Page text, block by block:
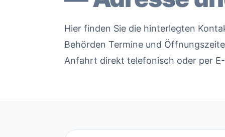
Hier finden Sie die hinterlegten
Behörden Termine und
Anfahrt direkt telefonisch oder per